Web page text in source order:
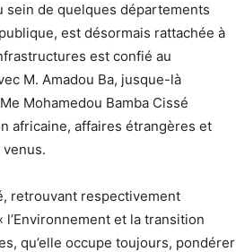
sein de quelques départements
est désormais rattachée à
est confié au
M. Amadou Ba, jusque-là
Mohamedou Bamba Cissé
africaine, affaires étrangères et
retrouvant respectivement
l’Environnement et la transition
qu’elle occupe toujours, pondérer